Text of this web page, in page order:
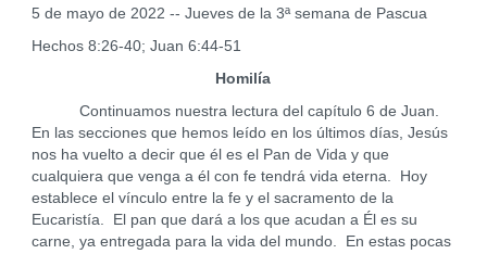
5 de mayo de 2022 -- Jueves de la 3ª semana de Pascua
Hechos 8:26-40; Juan 6:44-51
Homilía
Continuamos nuestra lectura del capítulo 6 de Juan.
En las secciones que hemos leído en los últimos días, Jesús
nos ha vuelto a decir que él es el Pan de Vida y que
cualquiera que venga a él con fe tendrá vida eterna. Hoy
establece el vínculo entre la fe y el sacramento de la
Eucaristía. El pan que dará a los que acudan a Él es su
carne, ya entregada para la vida del mundo. En estas pocas